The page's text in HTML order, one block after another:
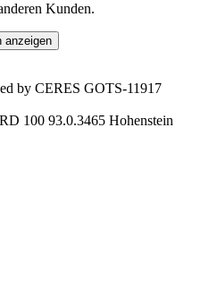
Kunden.
anzeigen
by CERES GOTS-11917
100 93.0.3465 Hohenstein